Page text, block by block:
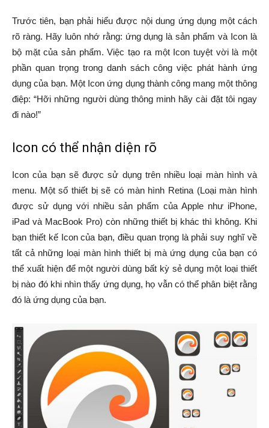
Trước tiên, bạn phải hiểu được nội dung ứng dụng một cách
rõ ràng. Hãy luôn nhớ rằng: ứng dụng là sản phẩm và Icon là
bộ mặt của sản phẩm. Việc tạo ra một Icon tuyệt vời là một
phần quan trọng trong danh sách công việc phát hành ứng
dụng của bạn. Một Icon ứng dụng thành công mang một thông
điệp: “Hỡi những người dùng thông minh hãy cài đặt tôi ngay
đi nào!”
Icon có thể nhận diện rõ
Icon của bạn sẽ được sử dụng trên nhiều loại màn hình và
menu. Một số thiết bị sẽ có màn hình Retina (Loại màn hình
được sử dụng với nhiều sản phẩm của Apple như iPhone,
iPad và MacBook Pro) còn những thiết bị khác thì không. Khi
bạn thiết kế Icon của bạn, điều quan trọng là phải suy nghĩ về
tất cả những loại màn hình thiết bị mà ứng dụng của bạn có
thể xuất hiện để một người dùng bất kỳ sẻ dụng một loại thiết
bị nào đó khi nhìn thấy ứng dụng, họ vẫn có thể phân biệt rằng
đó là ứng dụng của bạn.